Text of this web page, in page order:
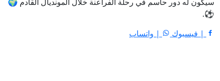
⚽.
| فيسبوك
| واتساب